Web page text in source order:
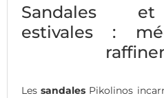
Sandales
estivales :
Lessandales Pikolinos